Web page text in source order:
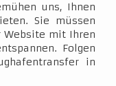
uns, Ihnen
Sie müssen
mit Ihren
Folgen
in